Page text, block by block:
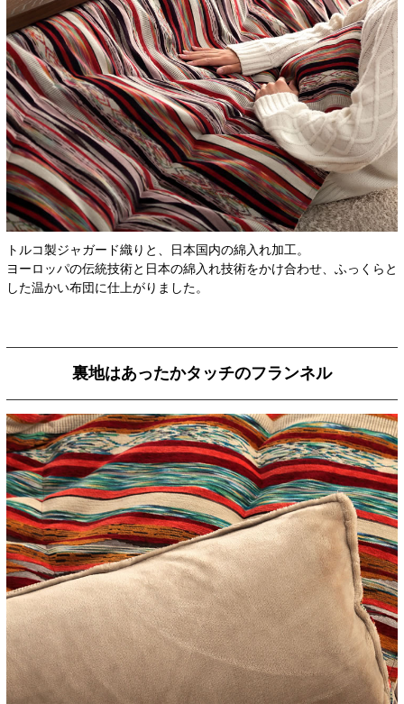
トルコ製ジャガード織りと、日本国内の綿入れ加工。
ヨーロッパの伝統技術と日本の綿入れ技術をかけ合わせ、ふっくらと
した温かい布団に仕上がりました。
裏地はあったかタッチのフランネル